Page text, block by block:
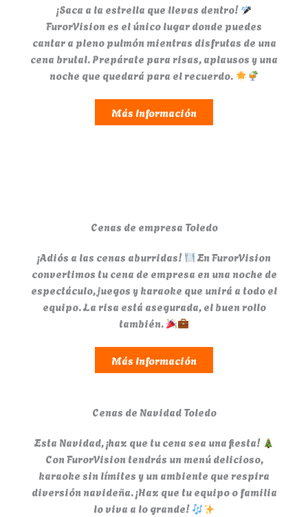
¡Saca a la estrella que llevas dentro!
FurorVision es el único lugar donde puedes
cantar a pleno pulmón mientras disfrutas de una
cena brutal. Prepárate para risas, aplausos y una
noche que quedará para el recuerdo.
Más Información
Cenas de empresa Toledo
¡Adiós a las cenas aburridas!
En FurorVision
convertimos tu cena de empresa en una noche de
espectáculo, juegos y karaoke que unirá a todo el
equipo. La risa está asegurada, el buen rollo
también.
Más Información
Cenas de Navidad Toledo
Esta Navidad, ¡haz que tu cena sea una fiesta!
Con FurorVision tendrás un menú delicioso,
karaoke sin límites y un ambiente que respira
diversión navideña. ¡Haz que tu equipo o familia
lo viva a lo grande!